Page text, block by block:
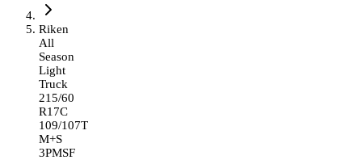
Riken
All
Season
Light
Truck
215/60
R17C
109/107T
M+S
3PMSF